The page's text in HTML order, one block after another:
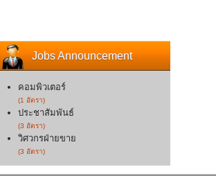
Jobs Announcement
คอมพิวเตอร์
(1 อัตรา)
ประชาสัมพันธ์
(3 อัตรา)
วิศวกรฝ่ายขาย
(3 อัตรา)